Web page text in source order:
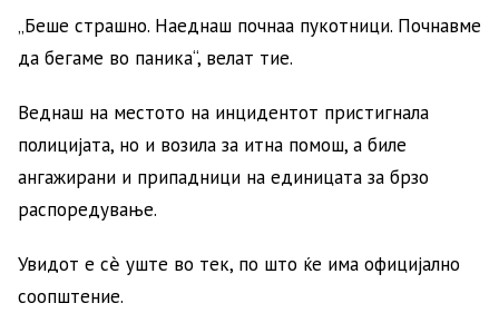
„Беше страшно. Наеднаш почнаа пукотници. Почнавме
да бегаме во паника“, велат тие.
Веднаш на местото на инцидентот пристигнала
полицијата, но и возила за итна помош, а биле
ангажирани и припадници на единицата за брзо
распоредување.
Увидот е сѐ уште во тек, по што ќе има официјално
соопштение.